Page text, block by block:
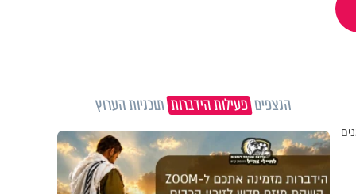
הנצפיםפעילות הידברותתוכניות הערוץ